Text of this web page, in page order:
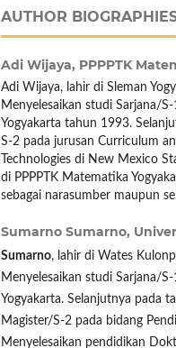
AUTHOR
Adi Wijaya, PPPPTK
Adi Wijaya, lahir di Sleman
Menyelesaikan studi Sarjana/
Yogyakarta tahun 1993.
S-2 pada jurusan Curriculum
Technologies di New Mexico
di PPPPTK Matematika
sebagai narasumber maupun
Sumarno Sumarno,
Sumarno, lahir di Wates
Menyelesaikan studi Sarjana/
Yogyakarta. Selanjutnya pada
Magister/S-2 pada bidang
Menyelesaikan pendidikan